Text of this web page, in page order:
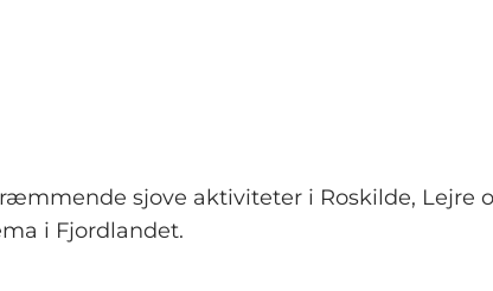
sjove aktiviteter i Roskilde, Lejre
i Fjordlandet.